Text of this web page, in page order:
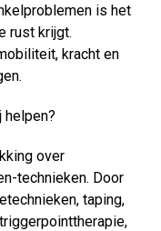
is het
rust krijgt.
kracht en
helpen?
over
technieken. Door
taping,